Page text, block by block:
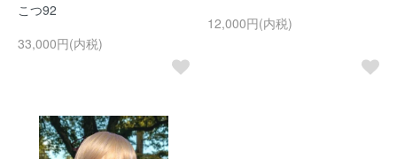
こつ92
33,000円(内税)
12,000円(内税)